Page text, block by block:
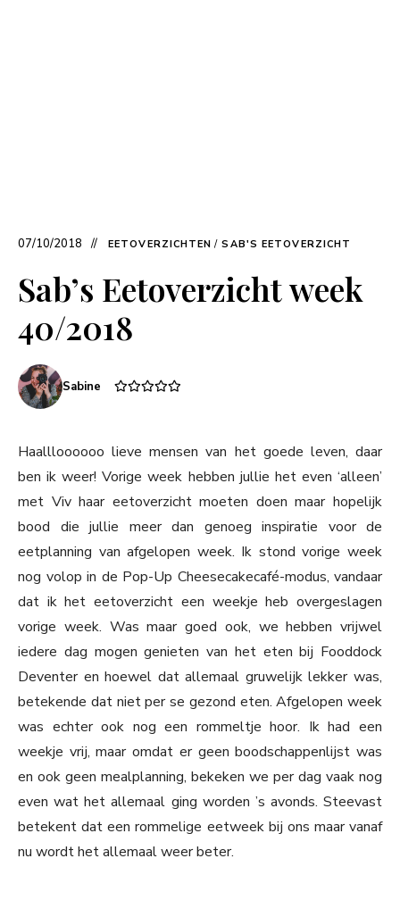
07/10/2018 EETOVERZICHTEN / SAB'S EETOVERZICHT
Sab’s Eetoverzicht week
40/2018
Sabine
Haallloooooo lieve mensen van het goede leven, daar
ben ik weer! Vorige week hebben jullie het even ‘alleen’
met Viv haar eetoverzicht moeten doen maar hopelijk
bood die jullie meer dan genoeg inspiratie voor de
eetplanning van afgelopen week. Ik stond vorige week
nog volop in de Pop-Up Cheesecakecafé-modus, vandaar
dat ik het eetoverzicht een weekje heb overgeslagen
vorige week. Was maar goed ook, we hebben vrijwel
iedere dag mogen genieten van het eten bij Fooddock
Deventer en hoewel dat allemaal gruwelijk lekker was,
betekende dat niet per se gezond eten. Afgelopen week
was echter ook nog een rommeltje hoor. Ik had een
weekje vrij, maar omdat er geen boodschappenlijst was
en ook geen mealplanning, bekeken we per dag vaak nog
even wat het allemaal ging worden ’s avonds. Steevast
betekent dat een rommelige eetweek bij ons maar vanaf
nu wordt het allemaal weer beter.